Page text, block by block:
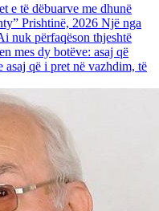
e të dëbuarve me dhunë
Prishtinë, 2026 Një nga
nuk përfaqëson thjeshtë
mes dy botëve: asaj që
asaj që i pret në vazhdim, të